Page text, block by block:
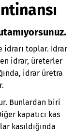
idrarı toplar. İdrar
idrar, üreterler
idrar üretra
Bunlardan biri
kapatıcı kas
kasıldığında